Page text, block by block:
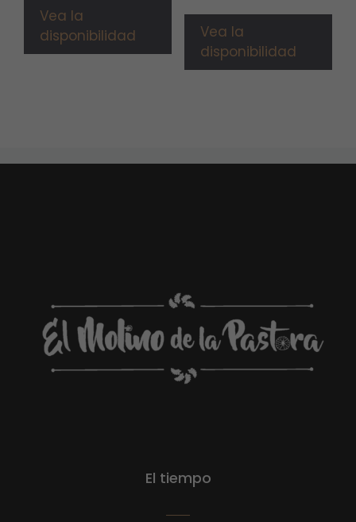
Vea la
disponibilidad
Vea la
disponibilidad
El tiempo